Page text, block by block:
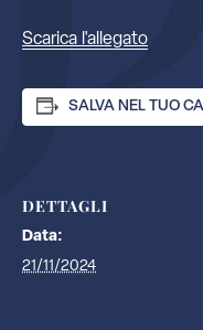
Scarica l'allegato
SALVA NEL TUO
DETTAGLI
Data:
21/11/2024